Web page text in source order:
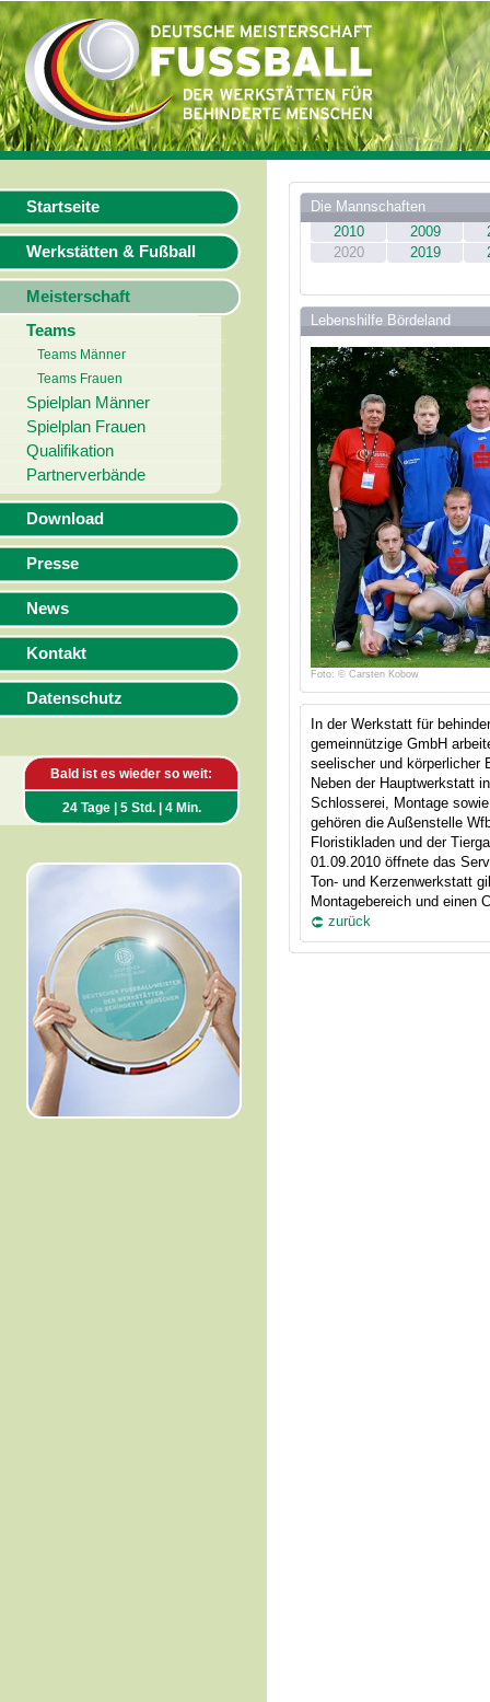
Startseite
Werkstätten & Fußball
Meisterschaft
Teams
Teams Männer
Teams Frauen
Spielplan Männer
Spielplan Frauen
Qualifikation
Partnerverbände
Download
Presse
News
Kontakt
Datenschutz
Bald ist es wieder so weit:
24 Tage | 5 Std. | 4 Min.
Die Mannschaften
2010
2009
2020
2019
Lebenshilfe Bördeland
Foto: © Carsten Kobow
In der Werkstatt für
gemeinnützige GmbH
seelischer und körperlicher
Neben der Hauptwerkstatt
Schlosserei, Montage
gehören die Außenstelle
Floristikladen und der
01.09.2010 öffnete das
Ton- und Kerzenwerkstatt
Montagebereich und einen
zurück